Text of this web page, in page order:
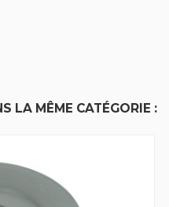
LA MÊME CATÉGORIE :